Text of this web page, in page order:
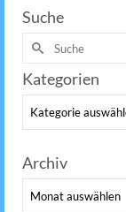
Suche
Suche
nach:
Kategorien
Kategorien
Archiv
Archiv